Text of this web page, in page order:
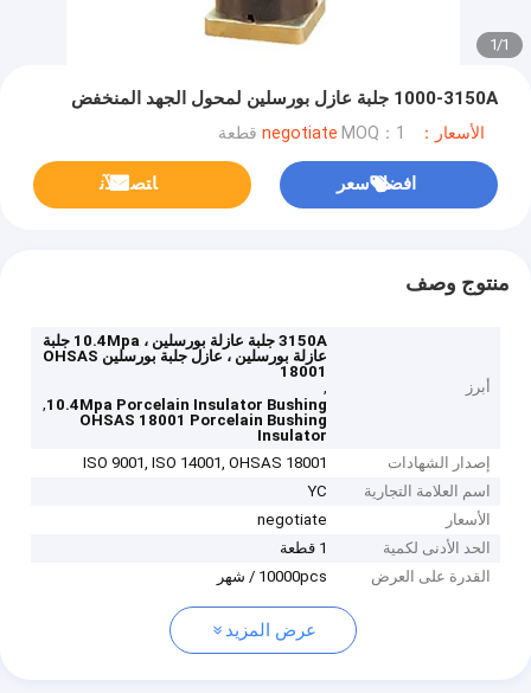
1
/
1
1000-3150A جلبة عازل بورسلين لمحول الجهد المنخفض
الأسعار：negotiate MOQ：1 قطعة
افضل سعر ﺎﺘﺼﻟ ﺍﻶﻧ
منتوج وصف
أبرز
3150A جلبة عازلة بورسلين ، 10.4Mpa جلبة
عازلة بورسلين ، عازل جلبة بورسلين OHSAS
18001
,
10.4Mpa Porcelain Insulator Bushing
,
OHSAS 18001 Porcelain Bushing
Insulator
إصدار الشهادات
ISO 9001, ISO 14001, OHSAS 18001
اسم العلامة التجارية
YC
الأسعار
negotiate
الحد الأدنى لكمية
1 قطعة
القدرة على العرض
10000pcs / شهر
عرض المزيد